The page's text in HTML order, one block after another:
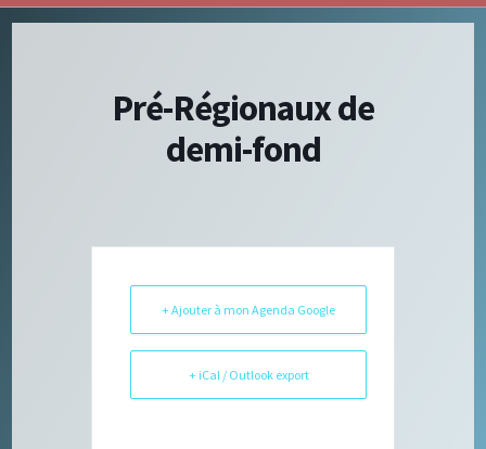
Pré-Régionaux de
demi-fond
+ Ajouter à mon Agenda Google
+ iCal / Outlook export